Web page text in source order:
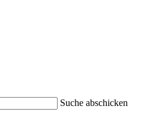
Suche abschicken